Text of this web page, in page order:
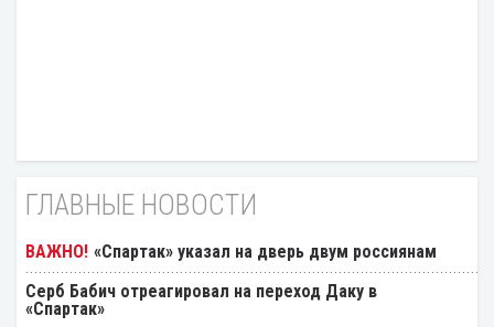
ГЛАВНЫЕ НОВОСТИ
«Спартак» указал на дверь двум россиянам
Серб Бабич отреагировал на переход Даку в
«Спартак»